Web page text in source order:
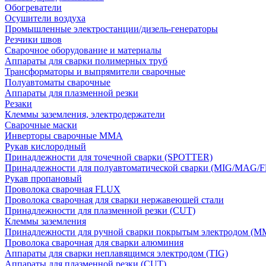
Обогреватели
Осушители воздуха
Промышленные электростанции/дизель-генераторы
Резчики швов
Сварочное оборудование и материалы
Аппараты для сварки полимерных труб
Трансформаторы и выпрямители сварочные
Полуавтоматы сварочные
Аппараты для плазменной резки
Резаки
Клеммы заземления, электродержатели
Сварочные маски
Инверторы сварочные ММА
Рукав кислородный
Принадлежности для точечной сварки (SPOTTER)
Принадлежности для полуавтоматической сварки (MIG/MAG/
Рукав пропановый
Проволока сварочная FLUX
Проволока сварочная для сварки нержавеющей стали
Принадлежности для плазменной резки (CUT)
Клеммы заземления
Принадлежности для ручной сварки покрытым электродом
Проволока сварочная для сварки алюминия
Аппараты для сварки неплавящимся электродом (TIG)
Аппараты для плазменной резки (CUT)